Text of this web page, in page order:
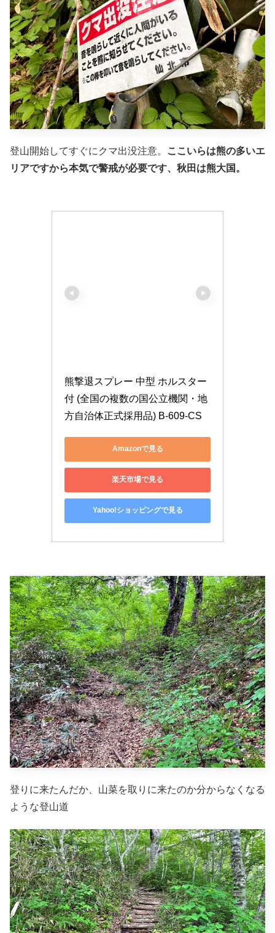
登山開始してすぐにクマ出没注意。
ここいらは熊の多いエ
リアですから本気で警戒が必要です、秋田は熊大国。
熊撃退スプレー 中型 ホルスター
付 (全国の複数の国公立機関・地
方自治体正式採用品) B-609-CS
Amazonで見る
楽天市場で見る
Yahoo!ショッピングで見る
登りに来たんだか、山菜を取りに来たのか分からなくなる
ような登山道